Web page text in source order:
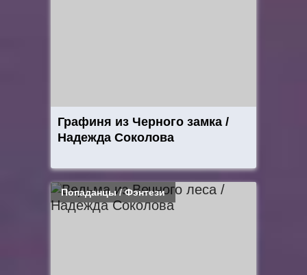
Графиня из Черного замка /
Надежда Соколова
Попаданцы / Фэнтези